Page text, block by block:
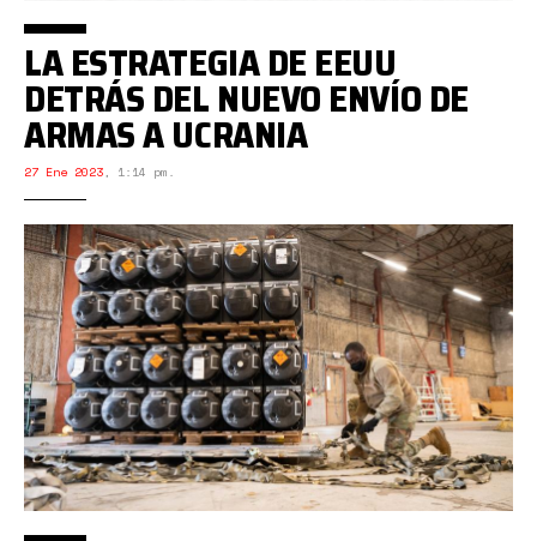
LA ESTRATEGIA DE EEUU
DETRÁS DEL NUEVO ENVÍO DE
ARMAS A UCRANIA
27 Ene 2023, 1:14 pm.